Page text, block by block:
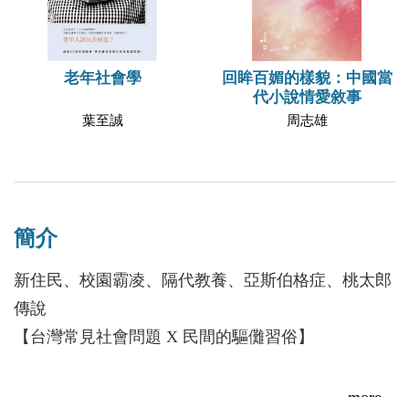
老年社會學
葉至誠
回眸百媚的樣貌：中國當
代小說情愛敘事
周志雄
簡介
新住民、校園霸凌、隔代教養、亞斯伯格症、桃太郎
傳說
【台灣常見社會問題 X 民間的驅儺習俗】